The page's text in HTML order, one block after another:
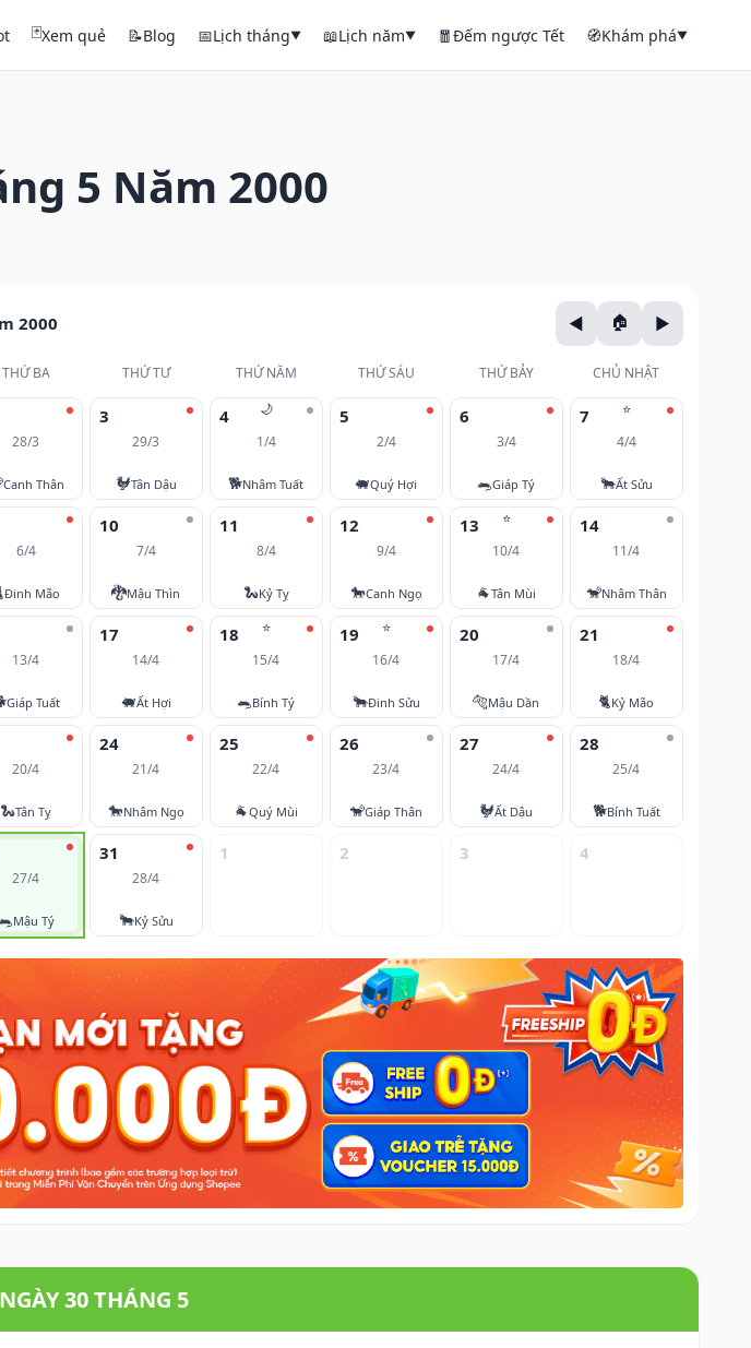
🃏Xem quẻ 📝Blog 📅Lịch tháng▼ 📖Lịch năm▼ 🧧Đếm ngược Tết 🧭Khám phá▼
5 Năm 2000
2000
THỨ BA THỨ TƯ THỨ NĂM THỨ SÁU THỨ BẢY
CHỦ NHẬT
28/3
Canh Thân
3
29/3
🐓Tân Dậu
🌙
4
1/4
🐕Nhâm Tuất
5
2/4
🐖Quý Hợi
6
3/4
🐀Giáp Tý
⭐
7
4/4
🐂Ất Sửu
6/4
Đinh Mão
10
7/4
🐉Mậu Thìn
11
8/4
🐍Kỷ Tỵ
12
9/4
🐎Canh Ngọ
⭐
13
10/4
🐐Tân Mùi
14
11/4
🐒Nhâm Thân
13/4
Giáp Tuất
17
14/4
🐖Ất Hợi
⭐
18
15/4
🐀Bính Tý
⭐
19
16/4
🐂Đinh Sửu
20
17/4
🐅Mậu Dần
21
18/4
🐈Kỷ Mão
20/4
🐍Tân Tỵ
24
21/4
🐎Nhâm Ngọ
25
22/4
🐐Quý Mùi
26
23/4
🐒Giáp Thân
27
24/4
🐓Ất Dậu
28
25/4
🐕Bính Tuất
27/4
Mậu Tý
31
28/4
🐂Kỷ Sửu
1 2 3 4
30 THÁNG 5